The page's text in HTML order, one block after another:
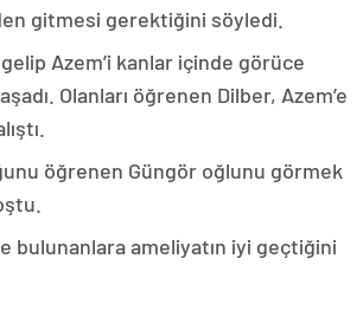
gitmesi gerektiğini söyledi.
Azem’i kanlar içinde görüce
Olanları öğrenen Dilber, Azem’e
öğrenen Güngör oğlunu görmek
bulunanlara ameliyatın iyi geçtiğini